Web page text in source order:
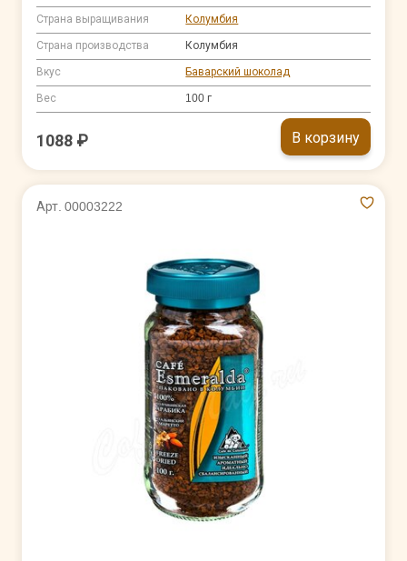
Страна выращивания Колумбия
Страна производства Колумбия
Вкус Баварский шоколад
Вес 100 г
1088 ₽ В корзину
Арт. 00003222